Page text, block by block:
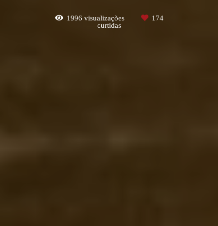
1996 visualizações
174
curtidas